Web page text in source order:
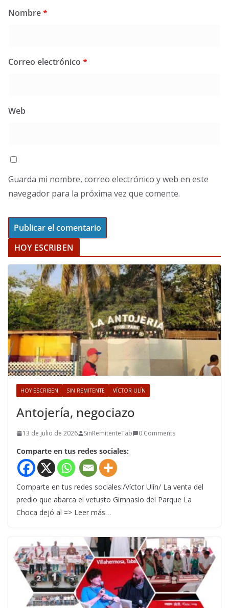
Nombre*
Correo electrónico *
Web
Guarda mi nombre, correo electrónico y web en este
navegador para la próxima vez que comente.
HOY ESCRIBEN
HOY ESCRIBEN SIN REMITENTE VÍCTOR ULÍN
Antojería, negociazo
13 de julio de 2026 SinRemitenteTab 0 Comments
Comparte en tus redes sociales:
Comparte en tus redes sociales:/Víctor Ulín/ La venta del
predio que abarca el vetusto Gimnasio del Parque La
Choca dejó al => Leer más…